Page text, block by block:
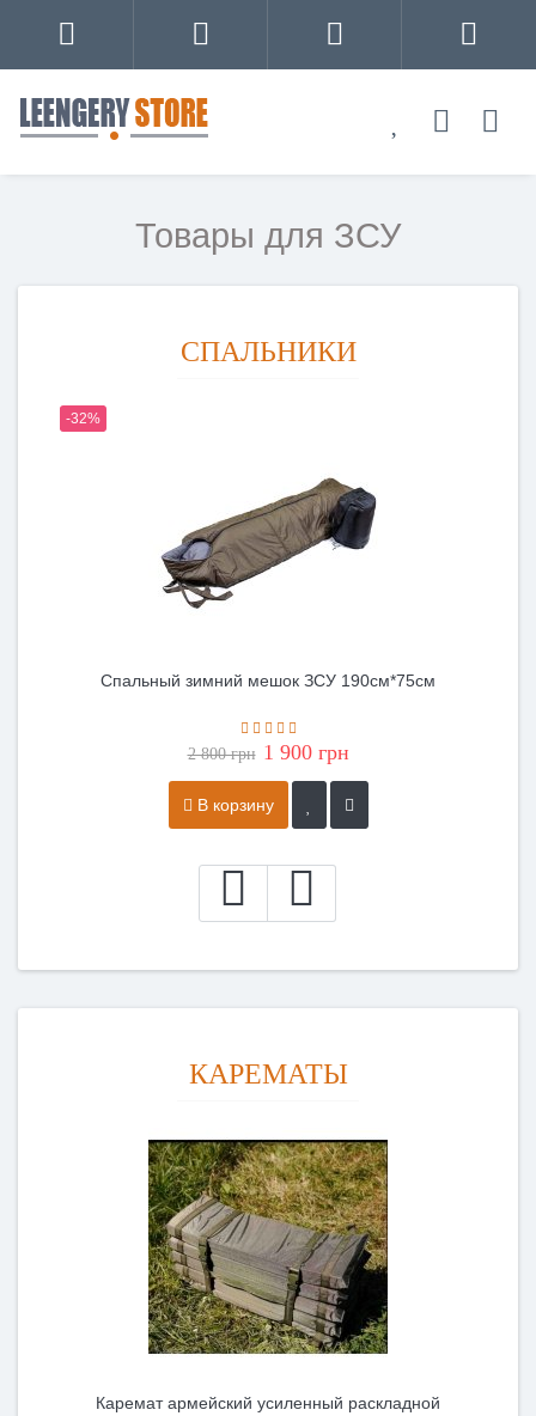
Товары для ЗСУ
СПАЛЬНИКИ
-32%
Спальный зимний мешок ЗСУ 190см*75см
2 800 грн 1 900 грн
В корзину
КАРЕМАТЫ
Каремат армейский усиленный раскладной